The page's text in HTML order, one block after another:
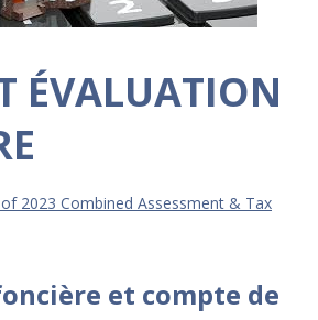
ÉVALUATION
2023 Combined Assessment & Tax
et compte de